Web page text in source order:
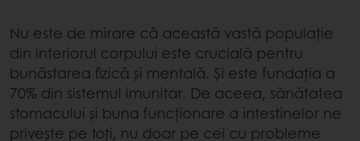
Nu este de mirare că această vastă populație
din interiorul corpului este crucială pentru
bunăstarea fizică și mentală. Și este fundația a
70% din sistemul imunitar. De aceea, sănătatea
stomacului și buna funcționare a intestinelor ne
privește pe toți, nu doar pe cei cu probleme